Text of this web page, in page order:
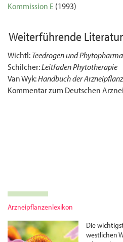
Kommission E (1993)
Weiterführende Literatur
Wichtl:Teedrogen und
Schilcher:Leitfaden Phytotherapie
Van Wyk:Handbuch der
Kommentar zum Deutschen
Arzneipflanzenlexikon
Die
westlichen